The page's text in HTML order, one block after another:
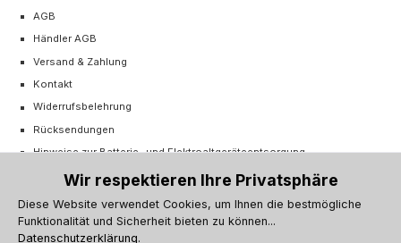
AGB
Händler AGB
Versand & Zahlung
Kontakt
Widerrufsbelehrung
Rücksendungen
Hinweise zur Batterie- und Elektroaltgeräteentsorgung
Cookie-Einstellungen
Vertrag widerrufen
Wir respektieren Ihre Privatsphäre
Diese Website verwendet Cookies, um Ihnen die bestmögliche
Funktionalität und Sicherheit bieten zu können...
Datenschutzerklärung.